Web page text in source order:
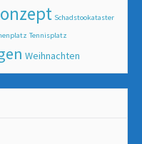
Schadstookataster
Tennisplatz
Weihnachten